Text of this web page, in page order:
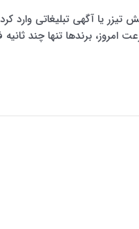
تیزر یا آگهی تبلیغاتی
امروز، برندها تنها چند